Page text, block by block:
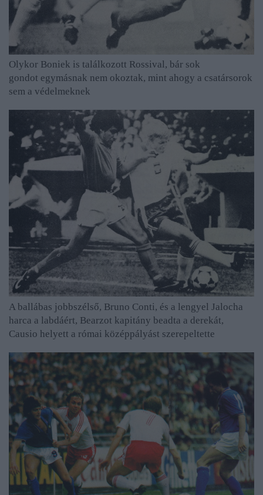
Olykor Boniek is találkozott Rossival, bár sok
gondot egymásnak nem okoztak, mint ahogy a csatársorok
sem a védelmeknek
A ballábas jobbszélső, Bruno Conti, és a lengyel Jalocha
harca a labdáért, Bearzot kapitány beadta a derekát,
Causio helyett a római középpályást szerepeltette